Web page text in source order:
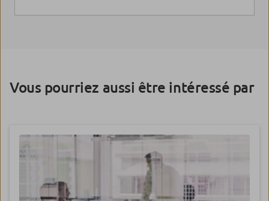
Vous pourriez aussi être intéressé par